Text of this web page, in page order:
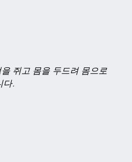
쥐고 몸을 두드려 몸으로
다.